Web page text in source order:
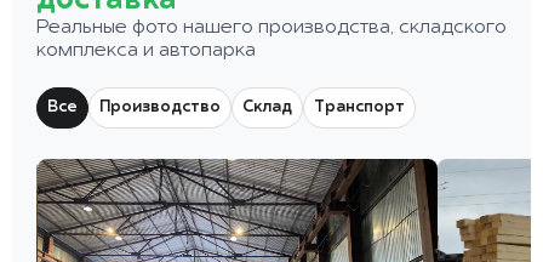
Реальные фото нашего производства, складского
комплекса и автопарка
Все Производство Склад Транспорт